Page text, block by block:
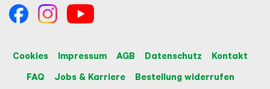
Cookies Impressum AGB Datenschutz
Kontakt
FAQ
Jobs & Karriere Bestellung widerrufen